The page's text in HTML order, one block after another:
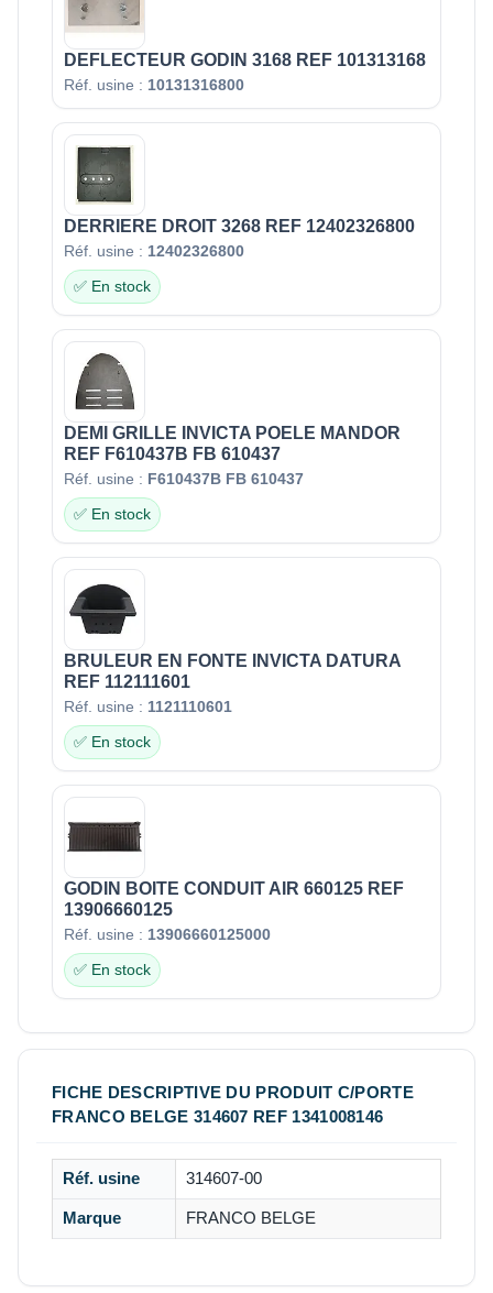
DEFLECTEUR GODIN 3168 REF 101313168
Réf. usine : 10131316800
DERRIERE DROIT 3268 REF 12402326800
Réf. usine : 12402326800
✅ En stock
DEMI GRILLE INVICTA POELE MANDOR
REF F610437B FB 610437
Réf. usine : F610437B FB 610437
✅ En stock
BRULEUR EN FONTE INVICTA DATURA
REF 112111601
Réf. usine : 1121110601
✅ En stock
GODIN BOITE CONDUIT AIR 660125 REF
13906660125
Réf. usine : 13906660125000
✅ En stock
FICHE DESCRIPTIVE DU PRODUIT C/PORTE
FRANCO BELGE 314607 REF 1341008146
Réf. usine 314607-00
Marque FRANCO BELGE